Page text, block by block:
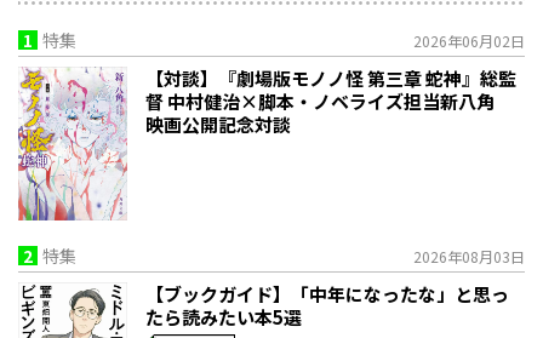
1 特集 2026年06月02日
【対談】『劇場版モノノ怪 第三章 蛇神』総監
督 中村健治×脚本・ノベライズ担当新八角
映画公開記念対談
2 特集 2026年08月03日
【ブックガイド】「中年になったな」と思っ
たら読みたい本5選